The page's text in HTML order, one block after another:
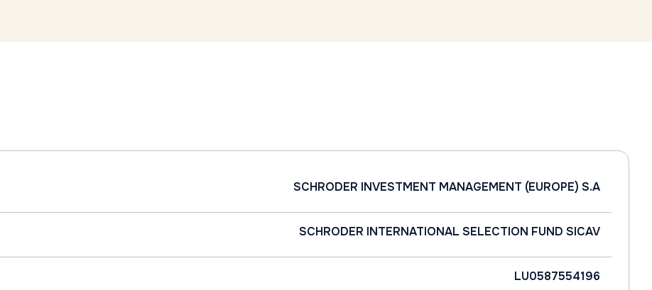
SCHRODER INVESTMENT MANAGEMENT (EUROPE) S.A
SCHRODER INTERNATIONAL SELECTION FUND SICAV
LU0587554196